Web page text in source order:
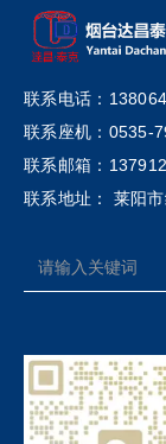
联系电话：
联系座机：0535-
联系邮箱：
联系地址： 莱阳